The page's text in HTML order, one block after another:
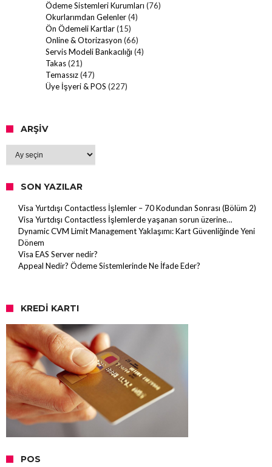
Ödeme Sistemleri Kurumları (76)
Okurlarımdan Gelenler(4)
Ön Ödemeli Kartlar(15)
Online & Otorizasyon (66)
Servis Modeli Bankacılığı (4)
Takas(21)
Temassız(47)
Üye İşyeri & POS (227)
ARŞIV
Arşiv
SON YAZILAR
Visa Yurtdışı Contactless İşlemler – 70 Kodundan Sonrası (Bölüm 2)
Visa Yurtdışı Contactless İşlemlerde yaşanan sorun üzerine…
Dynamic CVM Limit Management Yaklaşımı: Kart Güvenliğinde Yeni
Dönem
Visa EAS Server nedir?
Appeal Nedir? Ödeme Sistemlerinde Ne İfade Eder?
KREDI KARTI
POS